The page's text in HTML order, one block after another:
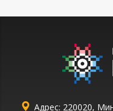
Адрес: 220020,